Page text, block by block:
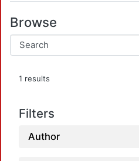
Browse
1 results
Filters
Author